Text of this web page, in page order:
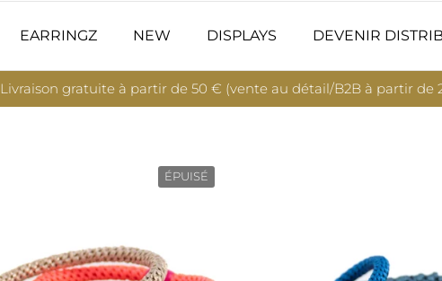
EARRINGZ NEW DISPLAYS DEVENIR
Livraison gratuite à partir de 50 € (vente au détail/B2B à partir de
ÉPUISÉ